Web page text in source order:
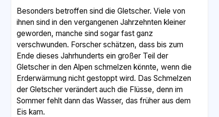
Besonders betroffen sind die Gletscher. Viele von
ihnen sind in den vergangenen Jahrzehnten kleiner
geworden, manche sind sogar fast ganz
verschwunden. Forscher schätzen, dass bis zum
Ende dieses Jahrhunderts ein großer Teil der
Gletscher in den Alpen schmelzen könnte, wenn die
Erderwärmung nicht gestoppt wird. Das Schmelzen
der Gletscher verändert auch die Flüsse, denn im
Sommer fehlt dann das Wasser, das früher aus dem
Eis kam.